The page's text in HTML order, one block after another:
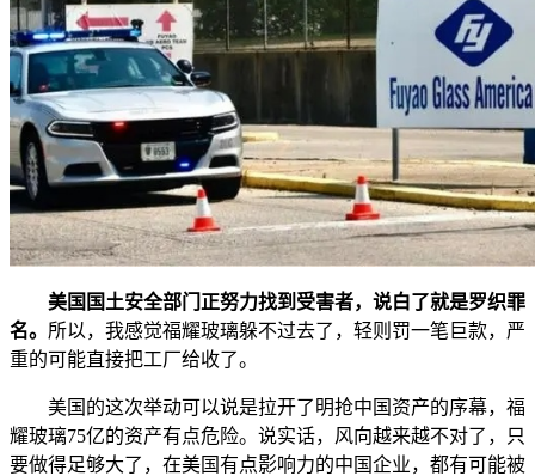
美国国土安全部门正努力找到受害者，说白了就是罗织罪
名。 所以，我感觉福耀玻璃躲不过去了，轻则罚一笔巨款，严
重的可能直接把工厂给收了。
美国的这次举动可以说是拉开了明抢中国资产的序幕，福
耀玻璃75亿的资产有点危险。说实话，风向越来越不对了，只
要做得足够大了，在美国有点影响力的中国企业，都有可能被